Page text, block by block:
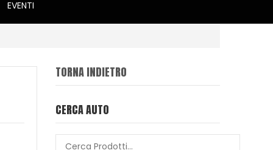
EVENTI
TORNA INDIETRO
CERCA AUTO